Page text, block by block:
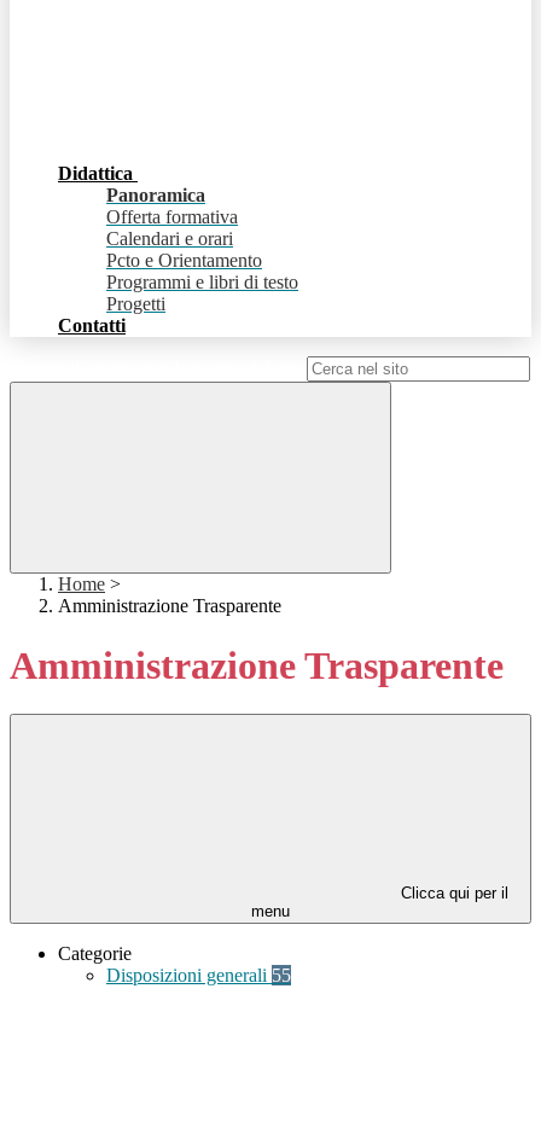
Didattica
Panoramica
Offerta formativa
Calendari e orari
Pcto e Orientamento
Programmi e libri di testo
Progetti
Contatti
Home >
Amministrazione Trasparente
Amministrazione Trasparente
Clicca qui per il
menu
Categorie
Disposizioni generali 55